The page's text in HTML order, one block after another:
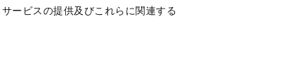
ービスの提供及びこれらに関連する